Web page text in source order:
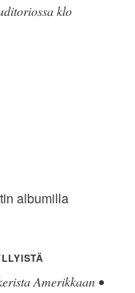
klo
albumilla
Amerikkaan •